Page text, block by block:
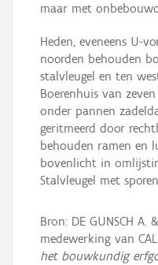
maar met
Heden, eveneens U-
noorden behouden
stalvleugel en ten
Boerenhuis van
onder pannen
geritmeerd door
behouden ramen en
bovenlicht in
Stalvleugel met
Bron: DE GUNSCH A.
medewerking van
het bouwkundig